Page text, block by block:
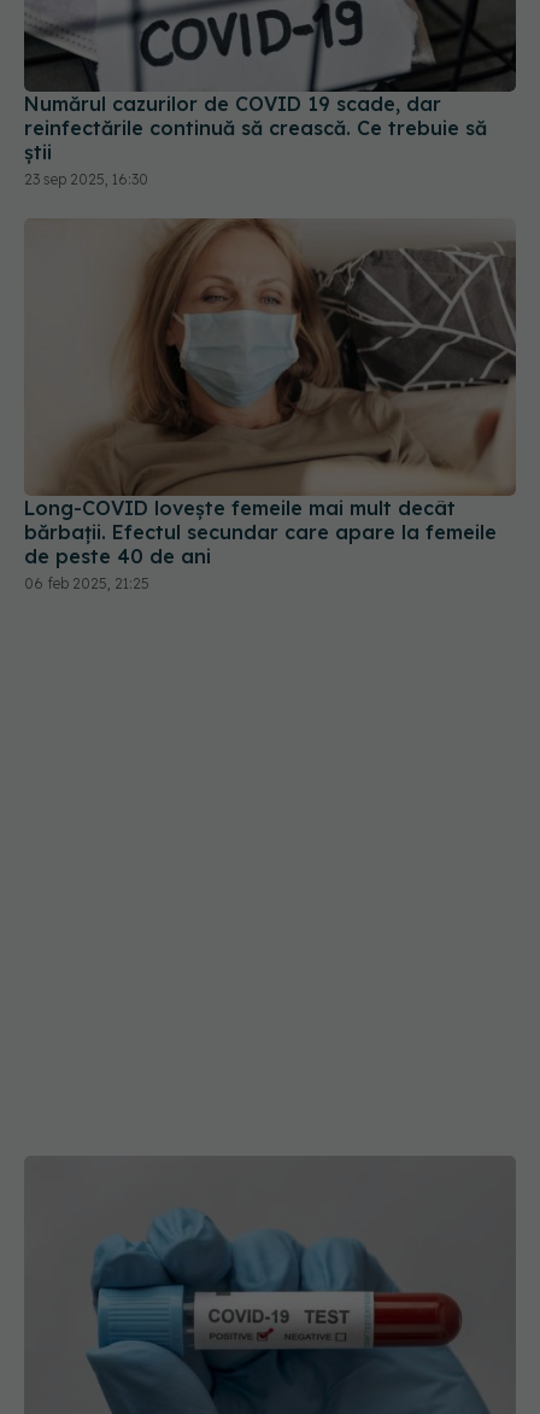
Numărul cazurilor de COVID 19 scade, dar
reinfectările continuă să crească. Ce trebuie să
știi
23 sep 2025, 16:30
Long-COVID lovește femeile mai mult decât
bărbații. Efectul secundar care apare la femeile
de peste 40 de ani
06 feb 2025, 21:25
EXCLUSIV